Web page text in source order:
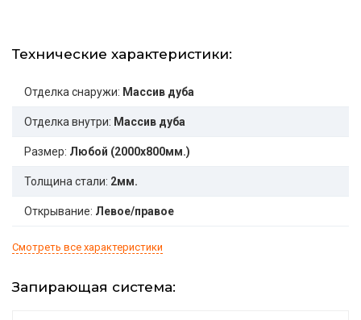
Технические характеристики:
Отделка снаружи: Массив дуба
Отделка внутри: Массив дуба
Размер: Любой (2000x800мм.)
Толщина стали: 2мм.
Открывание: Левое/правое
Смотреть все характеристики
Запирающая система: